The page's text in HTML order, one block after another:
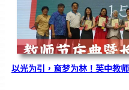
温
馨
校
园
以光为引，育梦为林！芙中教